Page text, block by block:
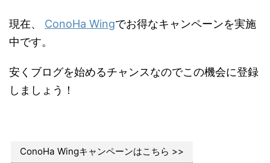
現在、 ConoHa Wingでお得なキャンペーンを実施
中です。
安くブログを始めるチャンスなのでこの機会に登録
しましょう！
ConoHa Wingキャンペーンはこちら >>